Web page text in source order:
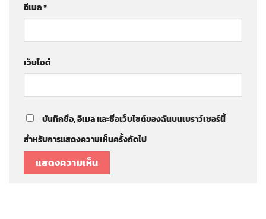
อีเมล*
เว็บไซต์
บันทึกชื่อ, อีเมล และชื่อเว็บไซต์ของฉันบนเบราว์เซอร์นี้
สำหรับการแสดงความเห็นครั้งถัดไป